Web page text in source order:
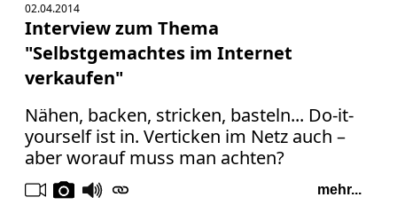
02.04.2014
Interview zum Thema
"Selbstgemachtes im Internet
verkaufen"
Nähen, backen, stricken, basteln... Do-it-
yourself ist in. Verticken im Netz auch –
aber worauf muss man achten?
mehr...